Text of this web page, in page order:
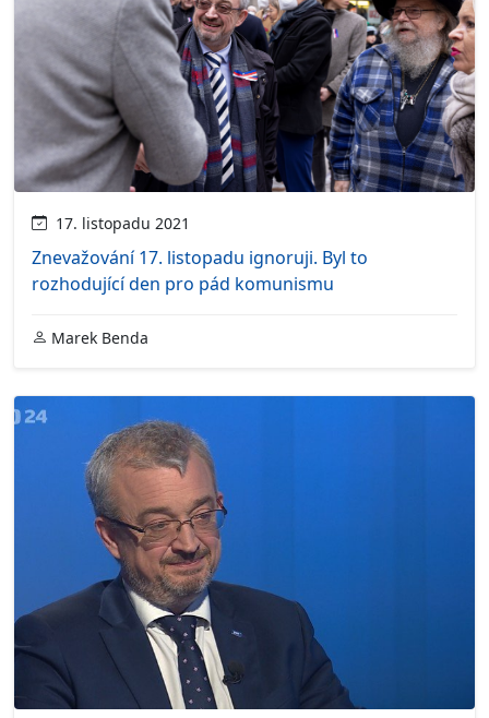
17. listopadu 2021
Znevažování 17. listopadu ignoruji. Byl to
rozhodující den pro pád komunismu
Marek Benda